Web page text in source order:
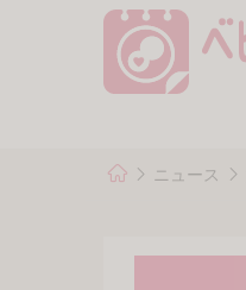
ニュース